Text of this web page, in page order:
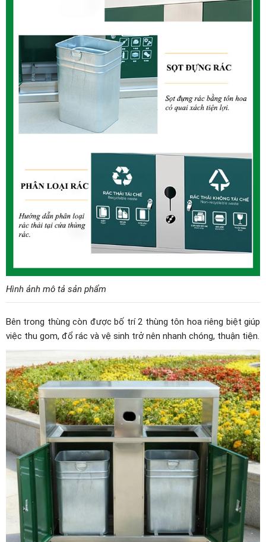
Hình ảnh mô tả sản phẩm
Bên trong thùng còn được bố trí 2 thùng tôn hoa riêng biệt giúp
việc thu gom, đổ rác và vệ sinh trở nên nhanh chóng, thuận tiện.